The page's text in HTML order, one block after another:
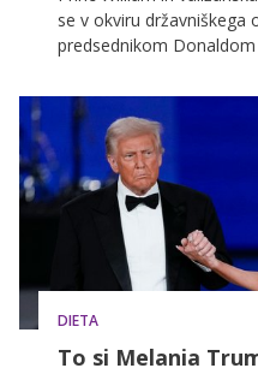
se v okviru državniškega
predsednikom
DIETA
To si Melania